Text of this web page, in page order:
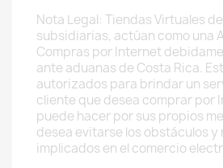
Nota Legal: Tiendas Virtuales
subsidiarias, actúan como una
Compras por Internet
ante aduanas de Costa Rica.
autorizados para brindar un
cliente que desea comprar por
puede hacer por sus propios
desea evitarse los obstáculos y
implicados en el comercio